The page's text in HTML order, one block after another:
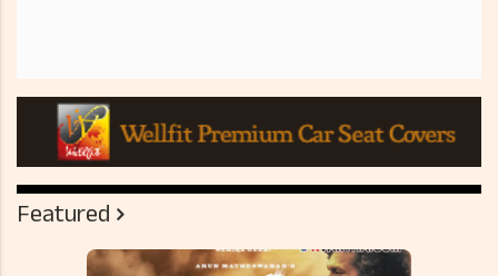
Featured